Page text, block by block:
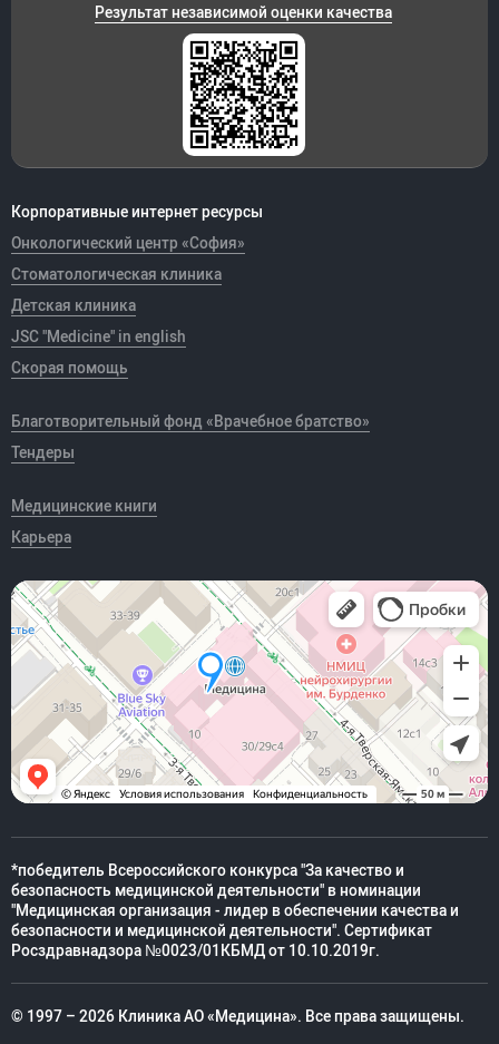
Корпоративные интернет ресурсы
Онкологический центр «София»
Стоматологическая клиника
Детская клиника
JSC "Medicine" in english
Скорая помощь
Благотворительный фонд «Врачебное братство»
Тендеры
Медицинские книги
Карьера
Результат независимой оценки качества
*победитель Всероссийского конкурса "За качество и
безопасность медицинской деятельности" в номинации
"Медицинская организация - лидер в обеспечении качества и
безопасности и медицинской деятельности". Сертификат
Росздравнадзора №0023/01КБМД от 10.10.2019г.
© 1997 – 2026 Клиника АО «Медицина». Все права защищены.